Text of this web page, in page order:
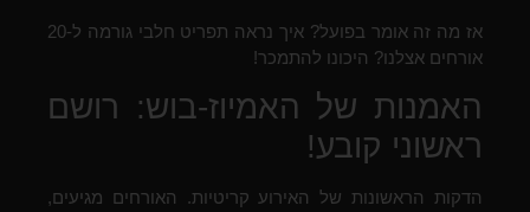
אז מה זה אומר בפועל? איך נראה תפריט חלבי גורמה ל-20
אורחים אצלנו? היכונו להתמכר!
האמנות של האמיוז-בוש: רושם
ראשוני קובע!
הדקות הראשונות של האירוע קריטיות. האורחים מגיעים,